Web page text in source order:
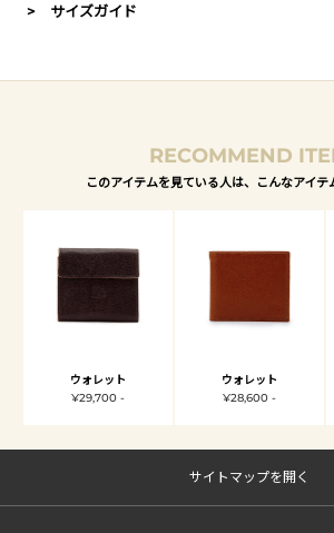
> サイズガイド
RECOMMEND
このアイテムを見ている人は、こんなアイテ
ウォレット
¥29,700 -
ウォレット
¥28,600 -
サイトマップを開く